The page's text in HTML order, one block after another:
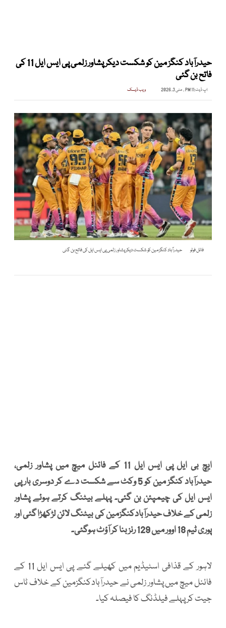
حیدرآباد کنگز مین کو شکست دیکر پشاور زلمی پی ایس ایل 11 کی
فاتح بن گئی
اپ ڈیٹ:11 PM , مئی 3, 2026 ویب ڈیسک
فائل فوٹو حیدرآباد کنگز مین کو شکست دیکر پشاور زلمی پی ایس ایل کی فاتح بن گئی
ایچ بی ایل پی ایس ایل 11 کے فائنل میچ میں پشاور زلمی،
حیدرآباد کنگز مین کو 5 وکٹ سے شکست دے کر دوسری بار پی
ایس ایل کی چیمپئن بن گئی۔ پہلے بیٹنگ کرتے ہوئے پشاور
زلمی کے خلاف حیدرآبادکنگزمین کی بیٹنگ لائن لڑکھڑا گئی اور
پوری ٹیم 18 اوور میں 129 رنز بنا کر آؤٹ ہوگئی۔
لاہور کے قذافی اسٹیڈیم میں کھیلے گئے پی ایس ایل 11 کے
فائنل میچ میں پشاور زلمی نے حیدرآبادکنگزمین کے خلاف ٹاس
جیت کر پہلے فیلڈنگ کا فیصلہ کیا۔